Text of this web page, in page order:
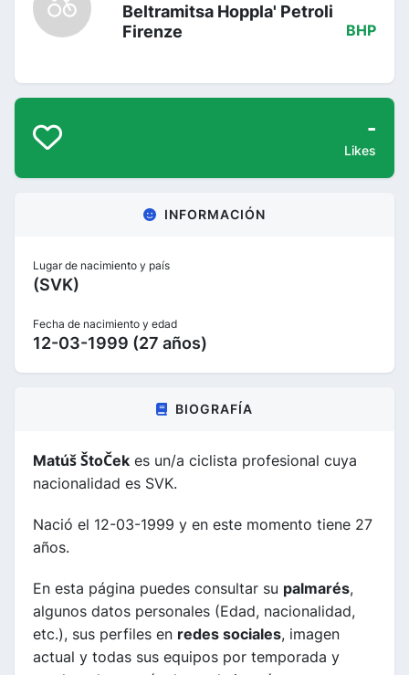
Beltramitsa Hoppla' Petroli
Firenze
BHP
-
Likes
INFORMACIÓN
Lugar de nacimiento y país
(SVK)
Fecha de nacimiento y edad
12-03-1999 (27 años)
BIOGRAFÍA
Matúš ŠtoČek es un/a ciclista profesional cuya
nacionalidad es SVK.
Nació el 12-03-1999 y en este momento tiene 27
años.
En esta página puedes consultar su palmarés,
algunos datos personales (Edad, nacionalidad,
etc.), sus perfiles en redes sociales, imagen
actual y todas sus equipos por temporada y